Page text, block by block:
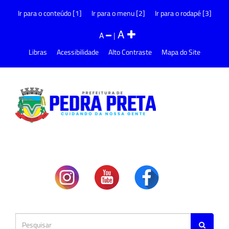
Ir para o conteúdo [1] Ir para o menu [2] Ir para o rodapé [3]
A |A
Libras Acessibilidade Alto Contraste Mapa do Site